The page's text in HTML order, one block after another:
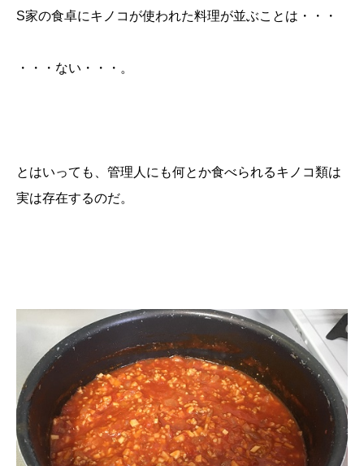
S家の食卓にキノコが使われた料理が並ぶことは・・・
・・・ない・・・。
とはいっても、管理人にも何とか食べられるキノコ類は
実は存在するのだ。